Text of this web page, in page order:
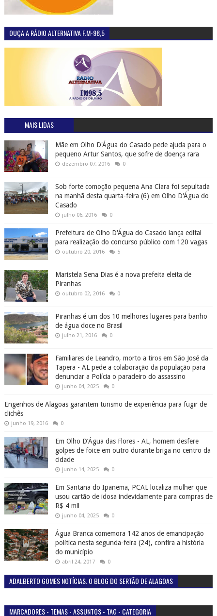
OUÇA A RÁDIO ALTERNATIVA F.M-98,5
MAIS LIDAS
Mãe em Olho D'Água do Casado pede ajuda para o
pequeno Artur Santos, que sofre de doença rara
dezembro 07, 2016 0
Sob forte comoção pequena Ana Clara foi sepultada
na manhã desta quarta-feira (6) em Olho D'Água do
Casado
julho 06, 2016 0
Prefeitura de Olho D'Água do Casado lança edital
para realização do concurso público com 120 vagas
outubro 20, 2016 5
Maristela Sena Dias é a nova prefeita eleita de
Piranhas
outubro 02, 2016 0
Piranhas é um dos 10 melhores lugares para banho
de água doce no Brasil
julho 21, 2016 0
Familiares de Leandro, morto a tiros em São José da
Tapera - AL pede a colaboração da população para
denunciar a Polícia o paradeiro do assassino
junho 04, 2025 0
Engenhos de Alagoas garantem turismo de experiência para fugir de
clichês
junho 19, 2016 0
Em Olho D’Água das Flores - AL, homem desfere
golpes de foice em outro durante briga no centro da
cidade
junho 14, 2025 0
Em Santana do Ipanema, PCAL localiza mulher que
usou cartão de idosa indevidamente para compras de
R$ 4 mil
junho 04, 2025 0
Água Branca comemora 142 anos de emancipação
política nesta segunda-feira (24), confira a história
do município
abril 24, 2017 0
ADALBERTO GOMES NOTÍCIAS. O BLOG DO SERTÃO DE ALAGOAS
MARCADORES - TEMAS - ASSUNTOS - TAG - CATEGORIA